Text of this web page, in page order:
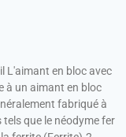
L'aimant en bloc avec
à un aimant en bloc
fabriqué à
que le néodyme fer